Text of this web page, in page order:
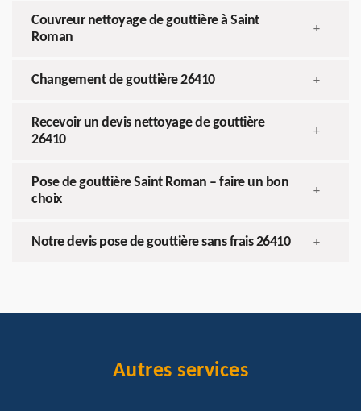
Couvreur nettoyage de gouttière à Saint
Roman
+
Changement de gouttière 26410 +
Recevoir un devis nettoyage de gouttière
26410
+
Pose de gouttière Saint Roman – faire un bon
choix
+
Notre devis pose de gouttière sans frais 26410 +
Autres services